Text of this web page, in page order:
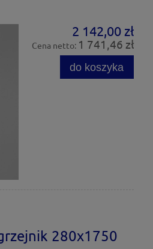
2 142,00 zł
Cena netto: 1 741,46 zł
do koszyka
280x1750